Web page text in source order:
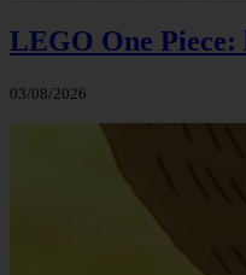
LEGO One Piece:
03/08/2026